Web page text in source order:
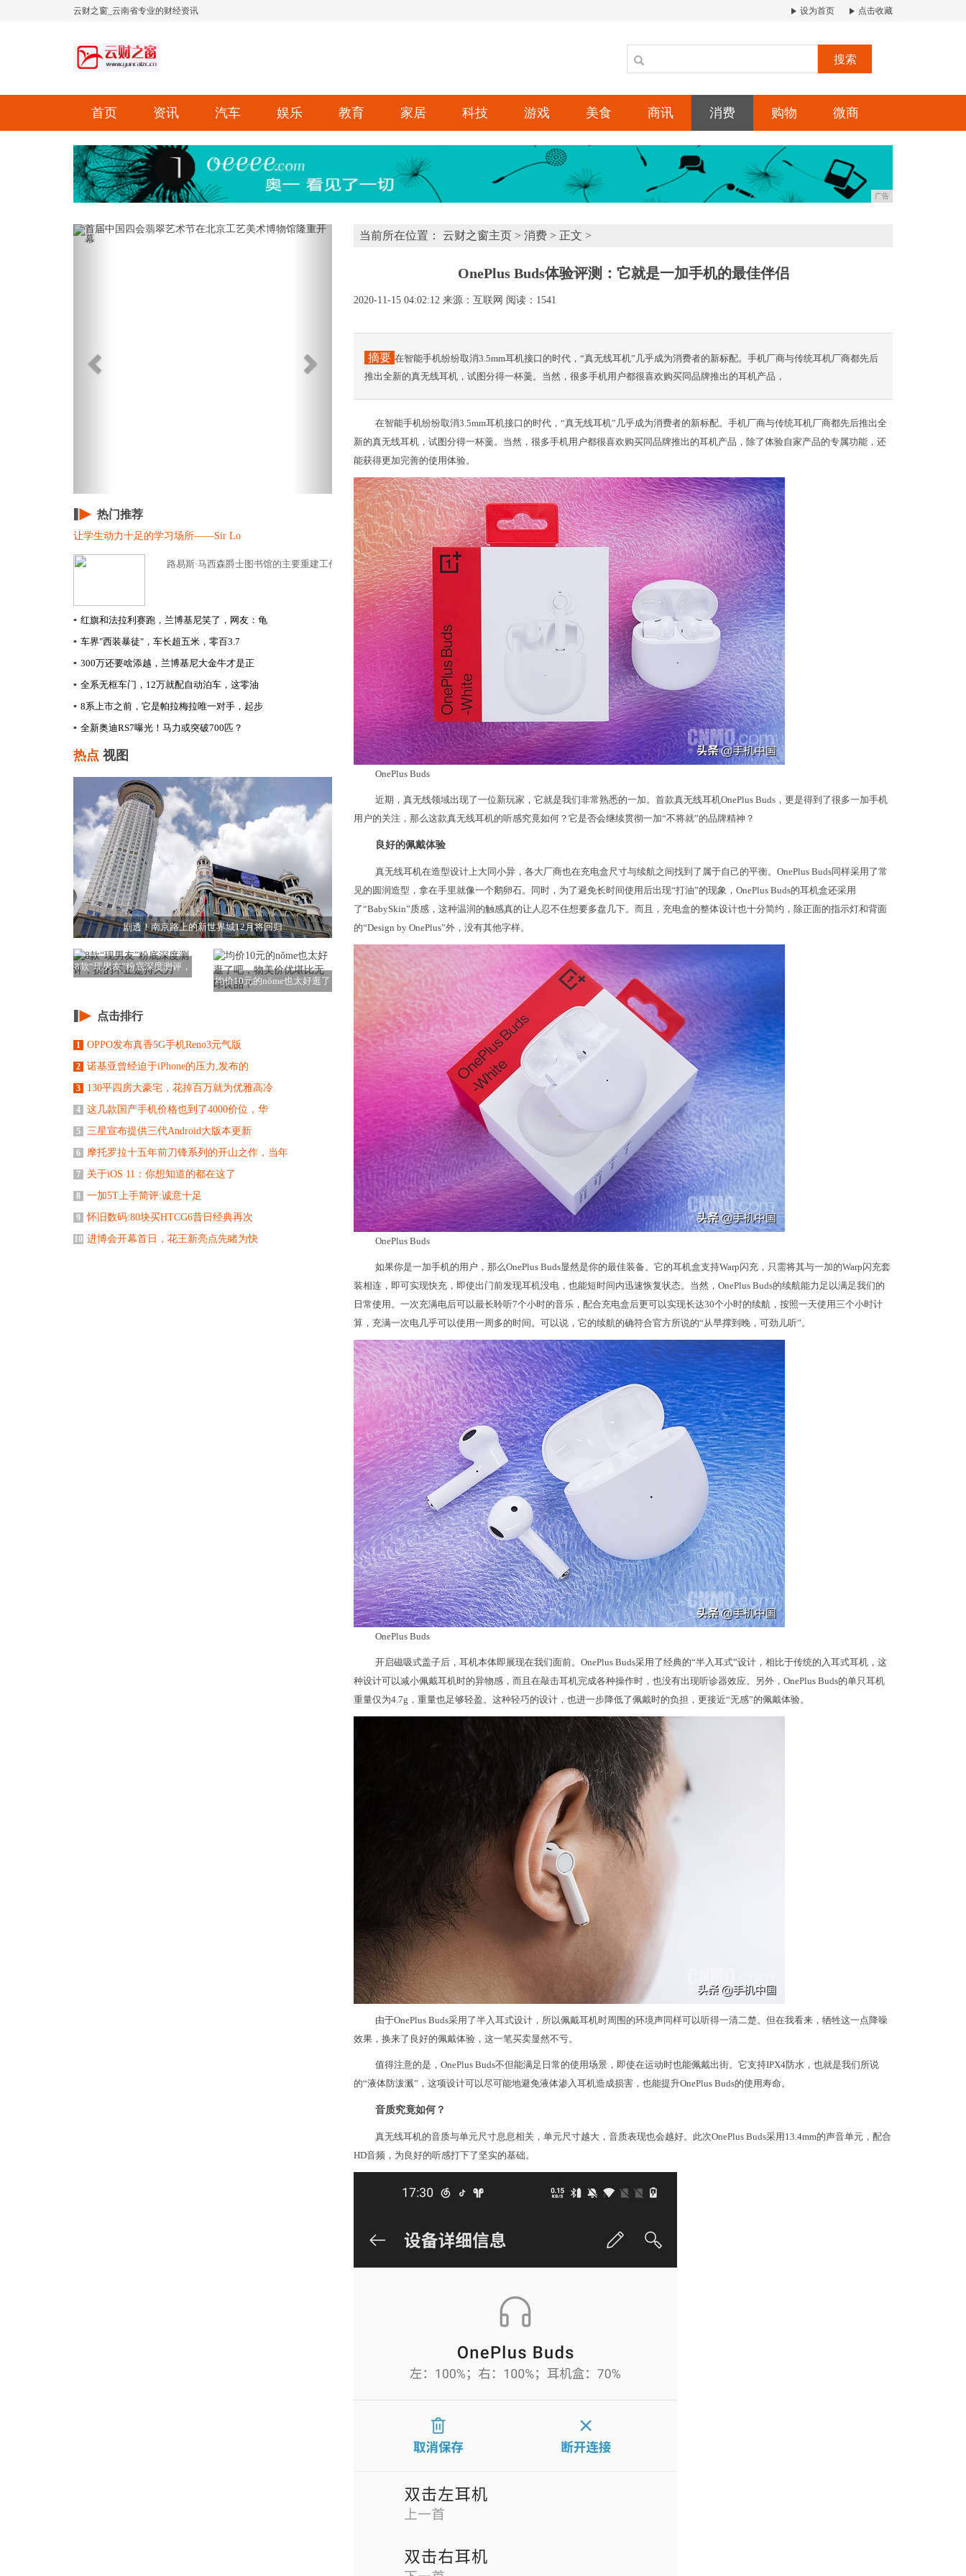
云财之窗_云南省专业的财经资讯 设为首页 点击收藏
搜索
首页 资讯 汽车 娱乐 教育 家居 科技 游戏 美食 商讯 消费 购物 微商
广告
Previous Next
热门推荐
让学生动力十足的学习场所——Sir Lo
路易斯·马西森爵士图书馆的主要重建工作将一个重要但很老旧的设施变成了一个充满...
▪ 红旗和法拉利赛跑，兰博基尼笑了，网友：龟
▪ 车界"西装暴徒"，车长超五米，零百3.7
▪ 300万还要啥添越，兰博基尼大金牛才是正
▪ 全系无框车门，12万就配自动泊车，这零油
▪ 8系上市之前，它是帕拉梅拉唯一对手，起步
▪ 全新奥迪RS7曝光！马力或突破700匹？
热点 视图
剧透！南京路上的新世界城12月将回归
8款“现男友”粉底深度测评，
均价10元的nǒme也太好逛了
点击排行
1 OPPO发布真香5G手机Reno3元气版
2 诺基亚曾经迫于iPhone的压力,发布的
3 130平四房大豪宅，花掉百万就为优雅高冷
4 这几款国产手机价格也到了4000价位，华
5 三星宣布提供三代Android大版本更新
6 摩托罗拉十五年前刀锋系列的开山之作，当年
7 关于iOS 11：你想知道的都在这了
8 一加5T上手简评:诚意十足
9 怀旧数码:80块买HTCG6昔日经典再次
10 进博会开幕首日，花王新亮点先睹为快
当前所在位置： 云财之窗主页 > 消费 > 正文 >
OnePlus Buds体验评测：它就是一加手机的最佳伴侣
2020-11-15 04:02:12 来源：互联网 阅读：1541
摘要 在智能手机纷纷取消3.5mm耳机接口的时代，“真无线耳机”几乎成为消费者的新标配。手机厂商与传统耳机厂商都先后
推出全新的真无线耳机，试图分得一杯羹。当然，很多手机用户都很喜欢购买同品牌推出的耳机产品，
在智能手机纷纷取消3.5mm耳机接口的时代，“真无线耳机”几乎成为消费者的新标配。手机厂商与传统耳机厂商都先后推出全
新的真无线耳机，试图分得一杯羹。当然，很多手机用户都很喜欢购买同品牌推出的耳机产品，除了体验自家产品的专属功能，还
能获得更加完善的使用体验。
OnePlus Buds
近期，真无线领域出现了一位新玩家，它就是我们非常熟悉的一加。首款真无线耳机OnePlus Buds，更是得到了很多一加手机
用户的关注，那么这款真无线耳机的听感究竟如何？它是否会继续贯彻一加“不将就”的品牌精神？
良好的佩戴体验
真无线耳机在造型设计上大同小异，各大厂商也在充电盒尺寸与续航之间找到了属于自己的平衡。OnePlus Buds同样采用了常
见的圆润造型，拿在手里就像一个鹅卵石。同时，为了避免长时间使用后出现“打油”的现象，OnePlus Buds的耳机盒还采用
了“BabySkin”质感，这种温润的触感真的让人忍不住想要多盘几下。而且，充电盒的整体设计也十分简约，除正面的指示灯和背面
的“Design by OnePlus”外，没有其他字样。
OnePlus Buds
如果你是一加手机的用户，那么OnePlus Buds显然是你的最佳装备。它的耳机盒支持Warp闪充，只需将其与一加的Warp闪充套
装相连，即可实现快充，即使出门前发现耳机没电，也能短时间内迅速恢复状态。当然，OnePlus Buds的续航能力足以满足我们的
日常使用。一次充满电后可以最长聆听7个小时的音乐，配合充电盒后更可以实现长达30个小时的续航，按照一天使用三个小时计
算，充满一次电几乎可以使用一周多的时间。可以说，它的续航的确符合官方所说的“从早撑到晚，可劲儿听”。
OnePlus Buds
开启磁吸式盖子后，耳机本体即展现在我们面前。OnePlus Buds采用了经典的“半入耳式”设计，相比于传统的入耳式耳机，这
种设计可以减小佩戴耳机时的异物感，而且在敲击耳机完成各种操作时，也没有出现听诊器效应。另外，OnePlus Buds的单只耳机
重量仅为4.7g，重量也足够轻盈。这种轻巧的设计，也进一步降低了佩戴时的负担，更接近“无感”的佩戴体验。
由于OnePlus Buds采用了半入耳式设计，所以佩戴耳机时周围的环境声同样可以听得一清二楚。但在我看来，牺牲这一点降噪
效果，换来了良好的佩戴体验，这一笔买卖显然不亏。
值得注意的是，OnePlus Buds不但能满足日常的使用场景，即使在运动时也能佩戴出街。它支持IPX4防水，也就是我们所说
的“液体防泼溅”，这项设计可以尽可能地避免液体渗入耳机造成损害，也能提升OnePlus Buds的使用寿命。
音质究竟如何？
真无线耳机的音质与单元尺寸息息相关，单元尺寸越大，音质表现也会越好。此次OnePlus Buds采用13.4mm的声音单元，配合
HD音频，为良好的听感打下了坚实的基础。